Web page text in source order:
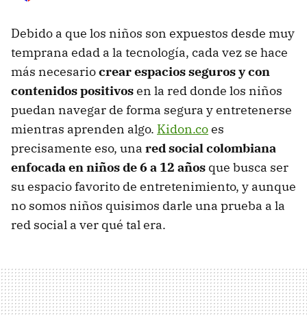
Debido a que los niños son expuestos desde muy
temprana edad a la tecnología, cada vez se hace
más necesariocrear espacios seguros y con
contenidos positivosen la red donde los niños
puedan navegar de forma segura y entretenerse
mientras aprenden algo. Kidon.coes
precisamente eso, una red social colombiana
enfocada en niños de 6 a 12 años que busca ser
su espacio favorito de entretenimiento, y aunque
no somos niños quisimos darle una prueba a la
red social a ver qué tal era.